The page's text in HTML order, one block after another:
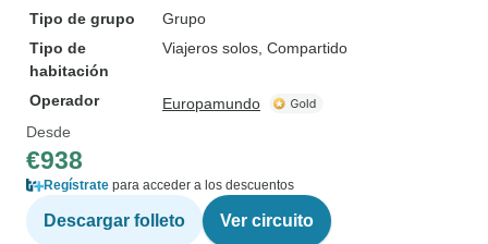
Tipo de grupo
Grupo
Tipo de
habitación
Viajeros solos, Compartido
Operador
Europamundo
Desde
€938
Regístrate para acceder a los descuentos
Descargar folleto Ver circuito